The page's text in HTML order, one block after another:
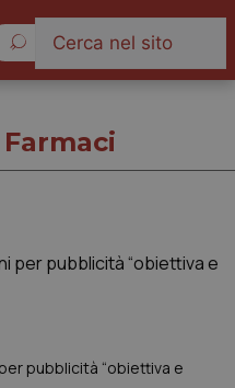
pubblicità “obiettiva e